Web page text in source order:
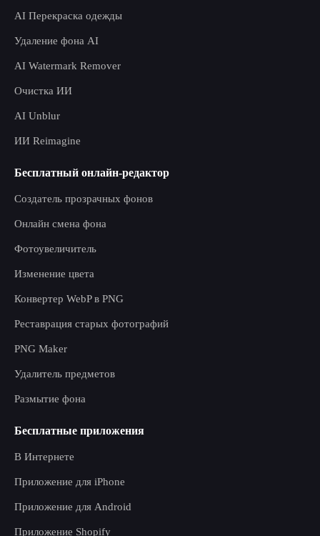
AI Перекраска одежды
Удаление фона AI
AI Watermark Remover
Очистка ИИ
AI Unblur
ИИ Reimagine
Бесплатный онлайн-редактор
Создатель прозрачных фонов
Онлайн смена фона
Фотоувеличитель
Изменение цвета
Конвертер WebP в PNG
Реставрация старых фотографий
PNG Maker
Удалитель предметов
Размытие фона
Бесплатные приложения
В Интернете
Приложение для iPhone
Приложение для Android
Приложение Shopify